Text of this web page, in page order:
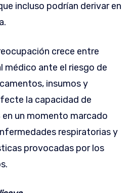
incluso podrían derivar en
crece entre
médico ante el riesgo de
insumos y
la capacidad de
en un momento marcado
respiratorias y
provocadas por los